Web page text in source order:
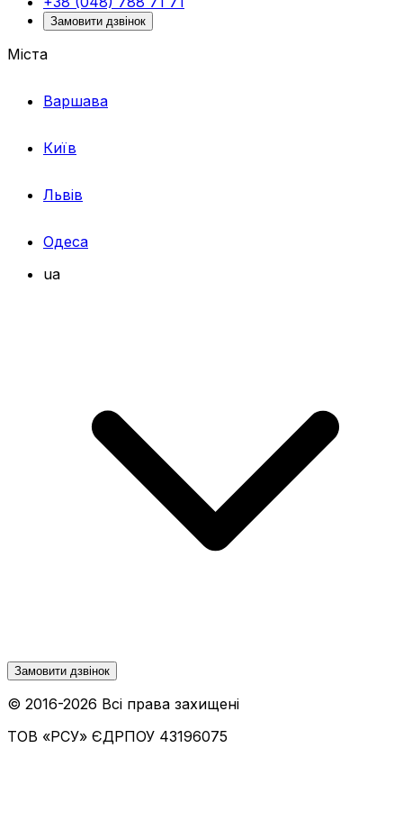
Замовити дзвінок
Міста
Варшава
Київ
Львів
Одеса
ua
Замовити дзвінок
© 2016-2026 Всі права захищені
ТОВ «РСУ» ЄДРПОУ 43196075